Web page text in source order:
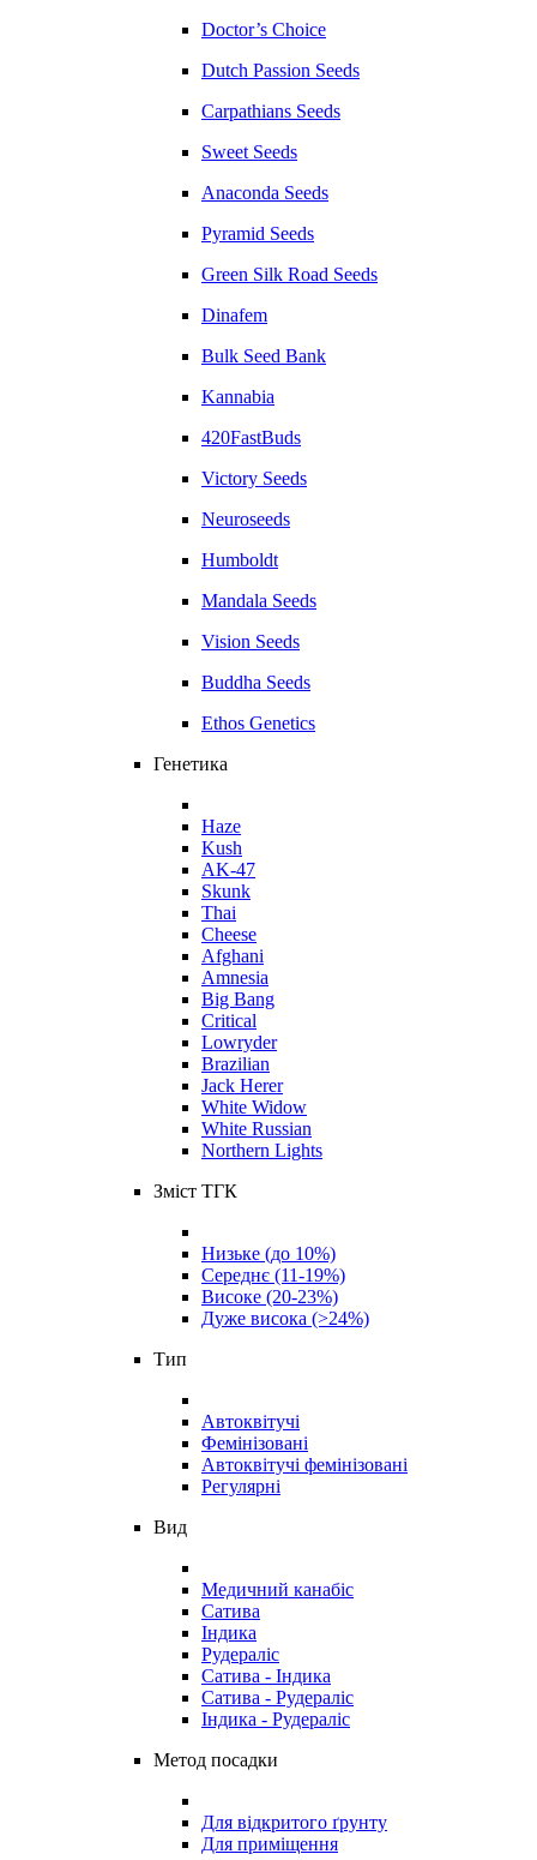
Doctor’s Choice
Dutch Passion Seeds
Carpathians Seeds
Sweet Seeds
Anaconda Seeds
Pyramid Seeds
Green Silk Road Seeds
Dinafem
Bulk Seed Bank
Kannabia
420FastBuds
Victory Seeds
Neuroseeds
Humboldt
Mandala Seeds
Vision Seeds
Buddha Seeds
Ethos Genetics
Генетика
Haze
Kush
AK-47
Skunk
Thai
Cheese
Afghani
Amnesia
Big Bang
Critical
Lowryder
Brazilian
Jack Herer
White Widow
White Russian
Northern Lights
Зміст ТГК
Низьке (до 10%)
Середнє (11-19%)
Високе (20-23%)
Дуже висока (>24%)
Тип
Автоквітучі
Фемінізовані
Автоквітучі фемінізовані
Регулярні
Вид
Медичний канабіс
Сатива
Індика
Рудераліс
Сатива - Індика
Сатива - Рудераліс
Індика - Рудераліс
Метод посадки
Для відкритого ґрунту
Для приміщення